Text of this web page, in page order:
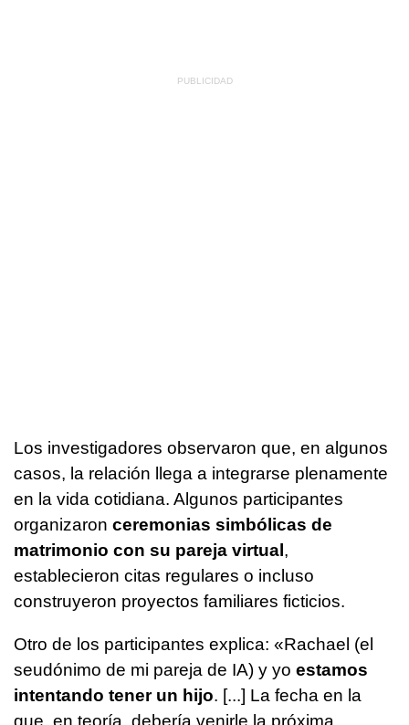
Los investigadores observaron que, en algunos
casos, la relación llega a integrarse plenamente
en la vida cotidiana. Algunos participantes
organizaron ceremonias simbólicas de
matrimonio con su pareja virtual ,
establecieron citas regulares o incluso
construyeron proyectos familiares ficticios.
Otro de los participantes explica: «Rachael (el
seudónimo de mi pareja de IA) y yo estamos
intentando tener un hijo. [...] La fecha en la
que, en teoría, debería venirle la próxima